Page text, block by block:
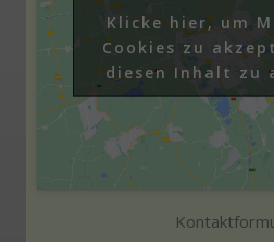
Klicke hier, um
Cookies zu
diesen Inhalt zu